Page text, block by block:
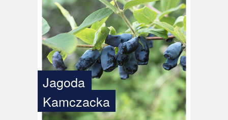
Jagoda
Kamczacka